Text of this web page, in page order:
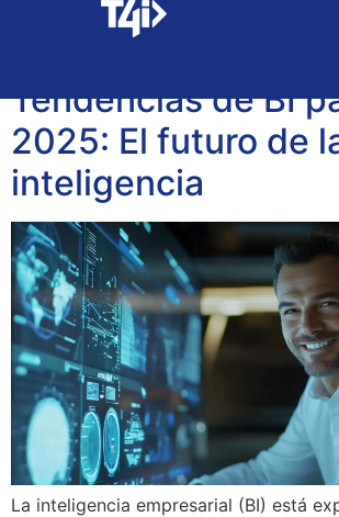
Tag:big data
Tendencias de BI
2025: El futuro de
inteligencia
La inteligencia empresarial (BI) está